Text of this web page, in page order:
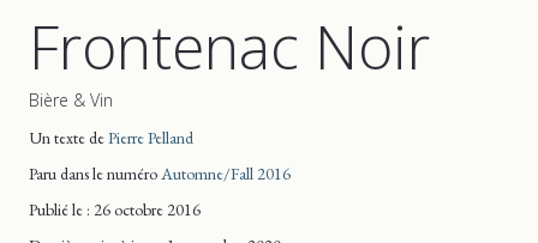
Frontenac Noir
Bière & Vin
Un texte dePierre Pelland
Paru dans le numéroAutomne/Fall 2016
Publié le : 26 octobre 2016